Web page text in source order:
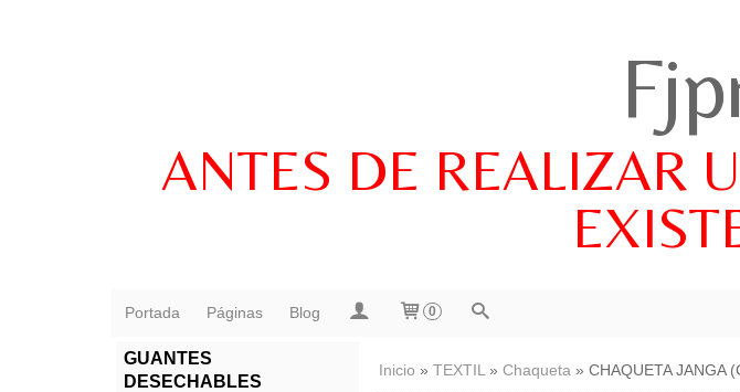
ANTES DE REALIZAR
Portada Páginas Blog 0
GUANTES
DESECHABLES
Inicio » TEXTIL » Chaqueta » CHAQUETA JANGA